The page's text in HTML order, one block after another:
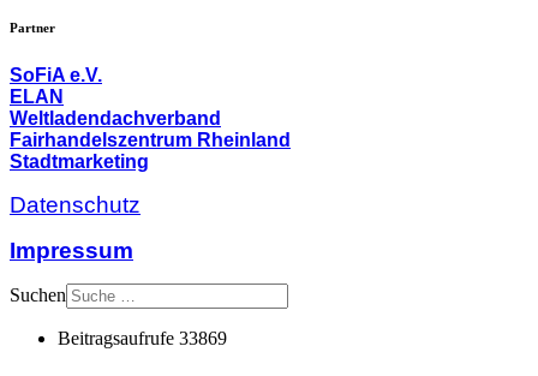
Partner
SoFiA e.V.
ELAN
Weltladendachverband
Fairhandelszentrum Rheinland
Stadtmarketing
Datenschutz
Impressum
Suchen
Beitragsaufrufe 33869